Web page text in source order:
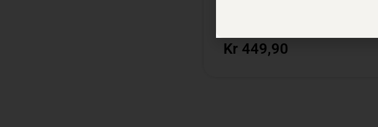
Kr 449,90